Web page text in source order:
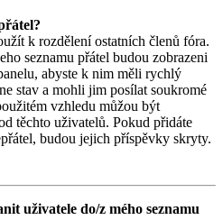
k rozdělení ostatních členů fóra.
seznamu přátel budou zobrazeni
abyste k nim měli rychlý
stav a mohli jim posílat soukromé
vzhledu můžou být
těchto uživatelů. Pokud přidáte
budou jejich příspěvky skryty.
uživatele do/z mého seznamu